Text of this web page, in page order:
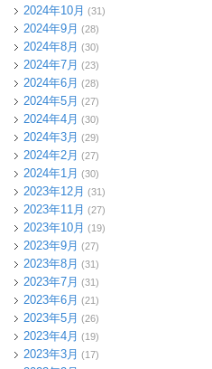
2024年10月 (31)
2024年9月 (28)
2024年8月 (30)
2024年7月 (23)
2024年6月 (28)
2024年5月 (27)
2024年4月 (30)
2024年3月 (29)
2024年2月 (27)
2024年1月 (30)
2023年12月 (31)
2023年11月 (27)
2023年10月 (19)
2023年9月 (27)
2023年8月 (31)
2023年7月 (31)
2023年6月 (21)
2023年5月 (26)
2023年4月 (19)
2023年3月 (17)